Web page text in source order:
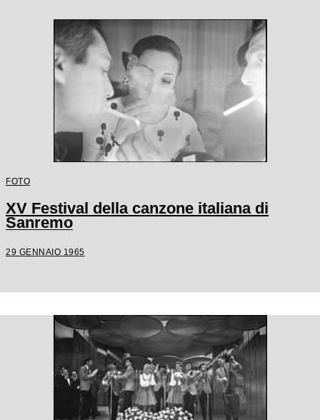
FOTO
XV Festival della canzone italiana di
Sanremo
29 GENNAIO 1965